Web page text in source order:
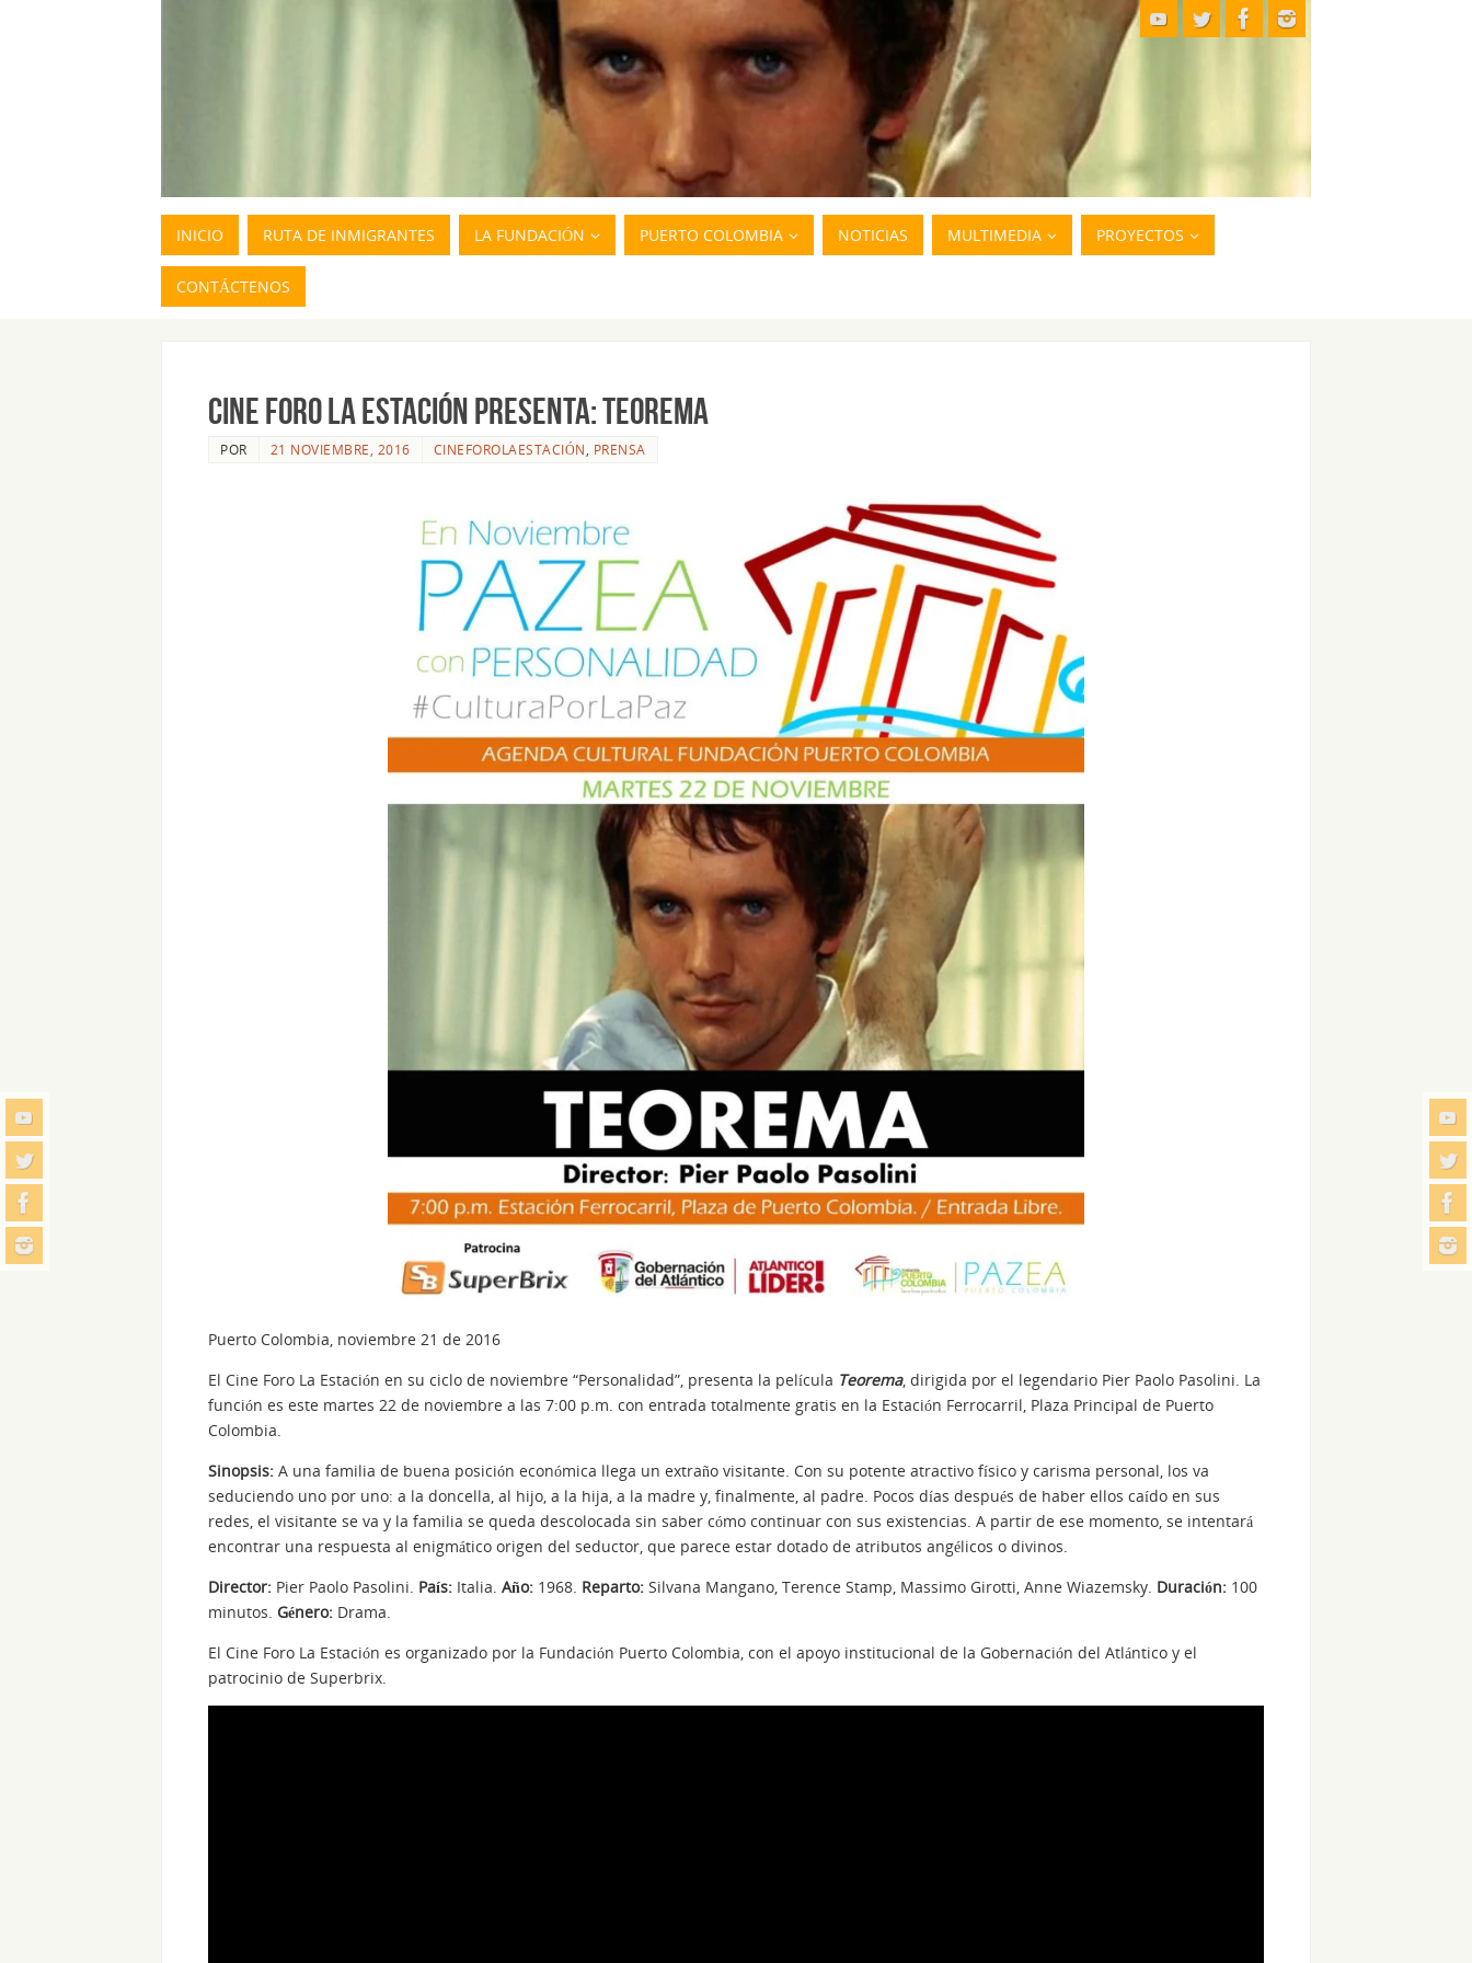
INICIO RUTA DE INMIGRANTES LA FUNDACIÓN PUERTO COLOMBIA NOTICIAS MULTIMEDIA PROYECTOS
CONTÁCTENOS
CINE FORO LA ESTACIÓN PRESENTA: TEOREMA
POR 21 NOVIEMBRE, 2016 CINEFOROLAESTACIÓN PRENSA
Puerto Colombia, noviembre 21 de 2016
El Cine Foro La Estación en su ciclo de noviembre “Personalidad”, presenta la película Teorema, dirigida por el legendario Pier Paolo Pasolini. La
función es este martes 22 de noviembre a las 7:00 p.m. con entrada totalmente gratis en la Estación Ferrocarril, Plaza Principal de Puerto
Colombia.
Sinopsis: A una familia de buena posición económica llega un extraño visitante. Con su potente atractivo físico y carisma personal, los va
seduciendo uno por uno: a la doncella, al hijo, a la hija, a la madre y, finalmente, al padre. Pocos días después de haber ellos caído en sus
redes, el visitante se va y la familia se queda descolocada sin saber cómo continuar con sus existencias. A partir de ese momento, se intentará
encontrar una respuesta al enigmático origen del seductor, que parece estar dotado de atributos angélicos o divinos.
Director: Pier Paolo Pasolini. País: Italia. Año: 1968. Reparto: Silvana Mangano, Terence Stamp, Massimo Girotti, Anne Wiazemsky. Duración: 100
minutos. Género: Drama.
El Cine Foro La Estación es organizado por la Fundación Puerto Colombia, con el apoyo institucional de la Gobernación del Atlántico y el
patrocinio de Superbrix.